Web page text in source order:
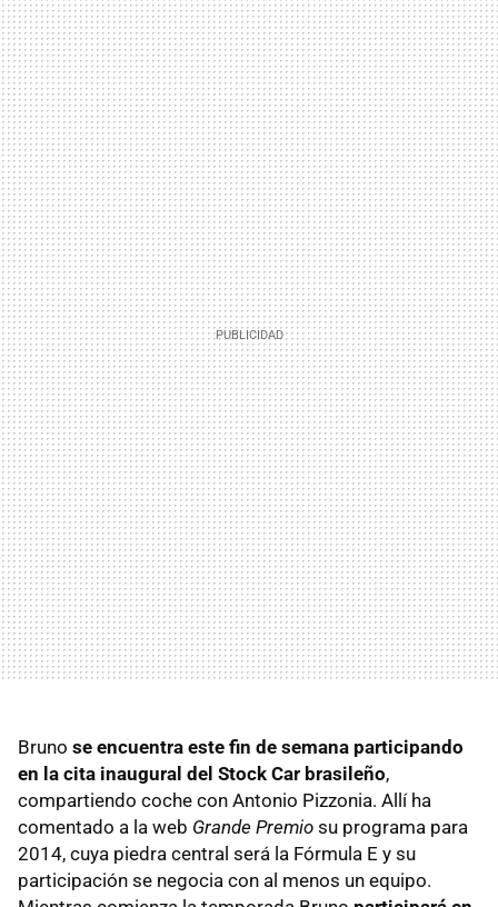
Bruno se encuentra este fin de semana participando
en la cita inaugural del Stock Car brasileño,
compartiendo coche con Antonio Pizzonia. Allí ha
comentado a la web Grande Premio su programa para
2014, cuya piedra central será la Fórmula E y su
participación se negocia con al menos un equipo.